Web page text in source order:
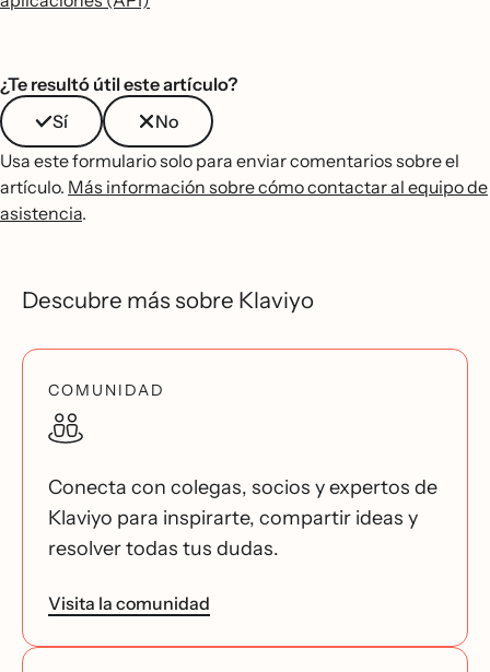
¿Te resultó útil este artículo?
Sí
No
Usa este formulario solo para enviar comentarios sobre el
artículo. Más información sobre cómo contactar al equipo de
asistencia.
Descubre más sobre Klaviyo
COMUNIDAD
Conecta con colegas, socios y expertos de
Klaviyo para inspirarte, compartir ideas y
resolver todas tus dudas.
Visita la comunidad